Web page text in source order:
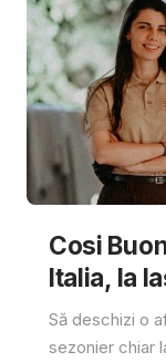
Cosi
Italia, la
Să deschizi o
sezonier chiar